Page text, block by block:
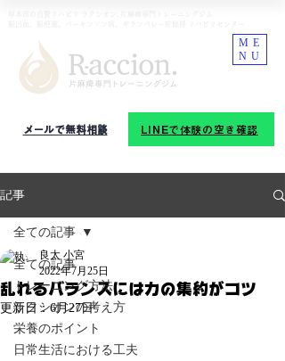
ME
NU
LINEで体験の空き確認
メールで無料相談
記事
全ての記事
トレーニング方法
ラクシオンの考え方
栄養のポイント
日常生活における工夫
全ての記事
乱れるバランスには力の集約がコツ
良太 小宮
2022年7月25日
更新日：6月27日